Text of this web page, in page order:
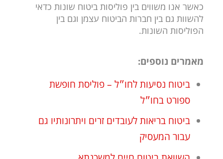
כאשר אנו משווים בין פוליסות ביטוח שונות כדאי
להשוות גם בין חברות הביטוח עצמן וגם בין
הפוליסות השונות.
מאמרים נוספים:
ביטוח נסיעות לחו״ל – פוליסת חופשת
ספורט בחו״ל
ביטוח בריאות לעובדים זרים ויתרונותיו גם
עבור המעסיק